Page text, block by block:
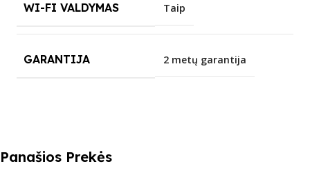
WI-FI VALDYMAS Taip
GARANTIJA 2 metų garantija
Panašios Prekės